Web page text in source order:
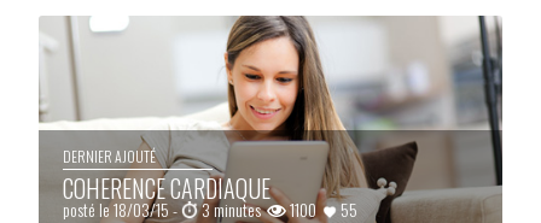
DERNIER AJOUTÉ
COHERENCE CARDIAQUE
posté le 18/03/15 - 3 minutes 1100 55